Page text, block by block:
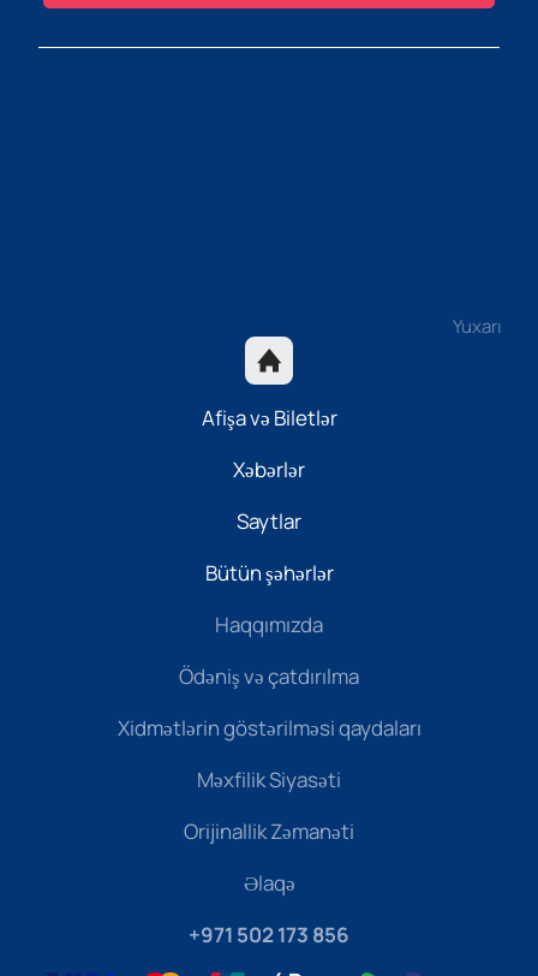
Yuxarı
Afişa və Biletlər
Xəbərlər
Saytlar
Bütün şəhərlər
Haqqımızda
Ödəniş və çatdırılma
Xidmətlərin göstərilməsi qaydaları
Məxfilik Siyasəti
Orijinallik Zəmanəti
Əlaqə
+971 502 173 856